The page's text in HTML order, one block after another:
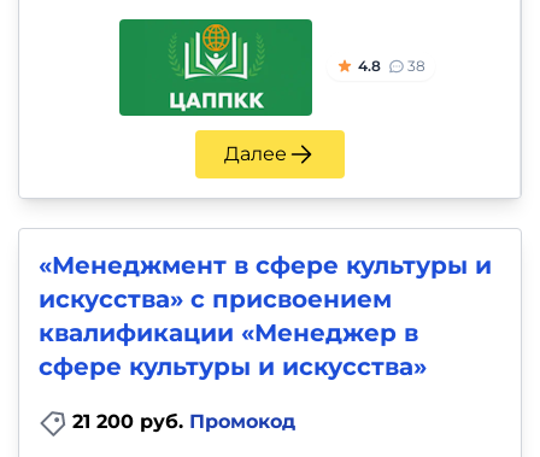
4.8 38
Далее
«Менеджмент в сфере культуры и
искусства» с присвоением
квалификации «Менеджер в
сфере культуры и искусства»
21 200 руб. Промокод